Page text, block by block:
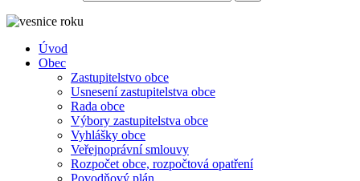
Úvod
Obec
Zastupitelstvo obce
Usnesení zastupitelstva obce
Rada obce
Výbory zastupitelstva obce
Vyhlášky obce
Veřejnoprávní smlouvy
Rozpočet obce, rozpočtová opatření
Povodňový plán